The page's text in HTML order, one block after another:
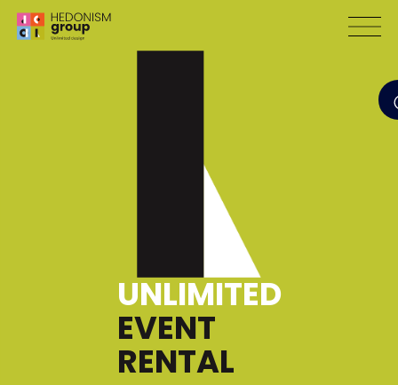
UNLIMITED
EVENT
RENTAL